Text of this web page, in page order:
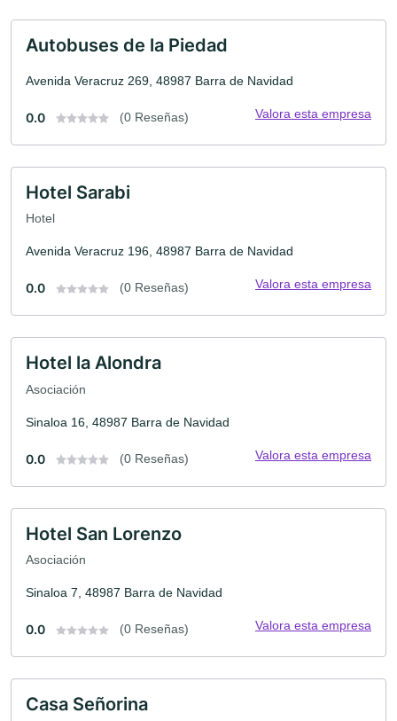
Autobuses de la Piedad
Avenida Veracruz 269, 48987 Barra de Navidad
0.0 (0 Reseñas) Valora esta empresa
Hotel Sarabi
Hotel
Avenida Veracruz 196, 48987 Barra de Navidad
0.0 (0 Reseñas) Valora esta empresa
Hotel la Alondra
Asociación
Sinaloa 16, 48987 Barra de Navidad
0.0 (0 Reseñas) Valora esta empresa
Hotel San Lorenzo
Asociación
Sinaloa 7, 48987 Barra de Navidad
0.0 (0 Reseñas) Valora esta empresa
Casa Señorina